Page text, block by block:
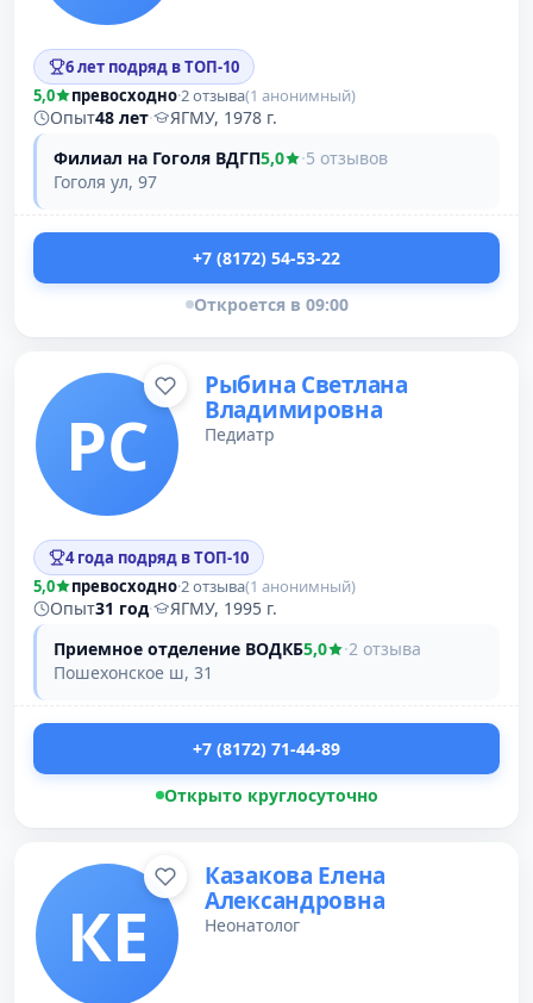
6 лет подряд в ТОП-10
5,0
превосходно·2 отзыва(1 анонимный)
Опыт48 лет·
ЯГМУ, 1978 г.
Филиал на Гоголя ВДГП5,0 ·5 отзывов
Гоголя ул, 97
+7 (8172) 54-53-22
Откроется в 09:00
РС
Рыбина Светлана
Владимировна
Педиатр
4 года подряд в ТОП-10
5,0
превосходно·2 отзыва(1 анонимный)
Опыт31 год·
ЯГМУ, 1995 г.
Приемное отделение ВОДКБ5,0 ·2 отзыва
Пошехонское ш, 31
+7 (8172) 71-44-89
Открыто круглосуточно
КЕ
Казакова Елена
Александровна
Неонатолог